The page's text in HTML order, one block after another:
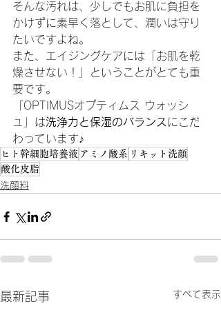
そんな汚れは、少しでもお肌に負担を
かけずに素早く落として、潤いは守り
たいですよね。
また、エイジングケアには「お肌を乾
燥させない！」ということがとても重
要です。
「OPTIMUSオプティムス ウォッシ
ュ」は洗浄力と保湿のバランス にこだ
わっています♪
ヒト幹細胞培養液 アミノ酸系 リキット洗顔
酸化皮脂
洗顔料
最新記事 すべて表示